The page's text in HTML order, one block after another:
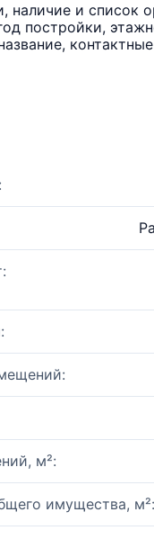
и список
постройки,
м²:
имущества, м²: